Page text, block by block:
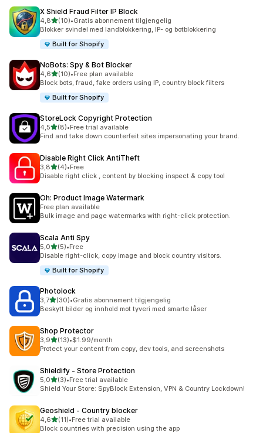
X Shield Fraud Filter IP Block
4,8av 5 stjerner
(10)
Totalt 10 omtaler
•Gratis abonnement tilgjengelig
Blokker svindel med landblokkering, IP- og botblokkering
Built for Shopify
NoBots: Spy & Bot Blocker
4,6av 5 stjerner
(10)
Totalt 10 omtaler
•Free plan available
Block bots, fraud, fake orders using IP, country block filters
Built for Shopify
StoreLock Copyright Protection
4,5av 5 stjerner
(8)
Totalt 8 omtaler
•Free trial available
Find and take down counterfeit sites impersonating your brand.
Disable Right Click AntiTheft
3,8av 5 stjerner
(4)
Totalt 4 omtaler
•Free
Disable right click , content by blocking inspect & copy tool
Oh: Product Image Watermark
Free plan available
Bulk image and page watermarks with right-click protection.
Scala Anti Spy
5,0av 5 stjerner
(5)
Totalt 5 omtaler
•Free
Disable right-click, copy image and block country visitors.
Built for Shopify
Photolock
3,7av 5 stjerner
(30)
Totalt 30 omtaler
•Gratis abonnement tilgjengelig
Beskytt bilder og innhold mot tyveri med smarte låser
Shop Protector
3,9av 5 stjerner
(13)
Totalt 13 omtaler
•$1.99/month
Protect your content from copy, dev tools, and screenshots
Shieldify ‑ Store Protection
5,0av 5 stjerner
(3)
Totalt 3 omtaler
•Free trial available
Shield Your Store: SpyBlock Extension, VPN & Country Lockdown!
Geoshield ‑ Country blocker
4,6av 5 stjerner
(11)
Totalt 11 omtaler
•Free trial available
Block countries with precision using the app